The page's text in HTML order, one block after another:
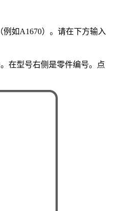
如A1670）。请在下方输入
在型号右侧是零件编号。点